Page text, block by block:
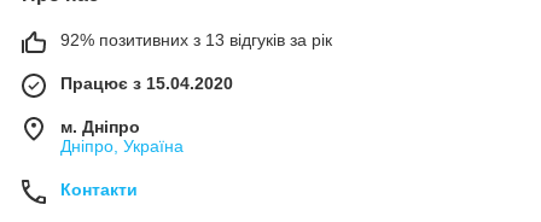
92% позитивних з 13 відгуків за рік
Працює з 15.04.2020
м. Дніпро
Дніпро, Україна
Контакти